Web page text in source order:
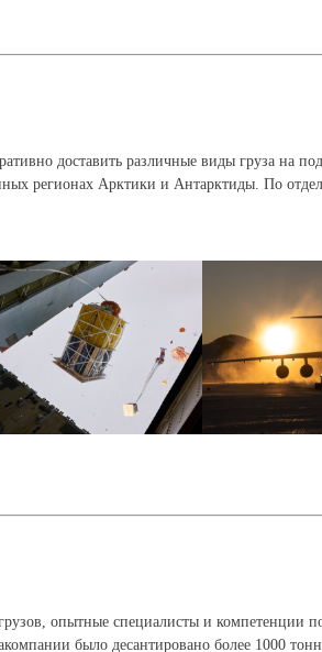
доставить различные виды груза на
регионах Арктики и Антарктиды. По
опытные специалисты и компетенции
было десантировано более 1000